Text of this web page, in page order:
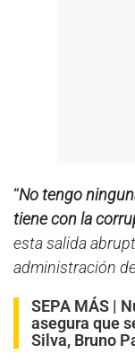
“No tengo
tiene con la
esta salida
administración
SEPA MÁS |
asegura que
Silva, Bruno